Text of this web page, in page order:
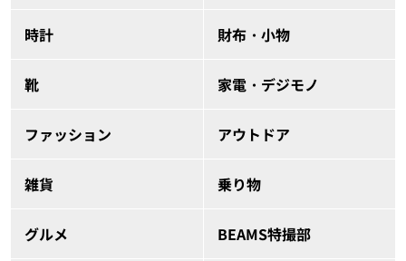
時計 財布・小物
靴 家電・デジモノ
ファッション アウトドア
雑貨 乗り物
グルメ BEAMS特撮部